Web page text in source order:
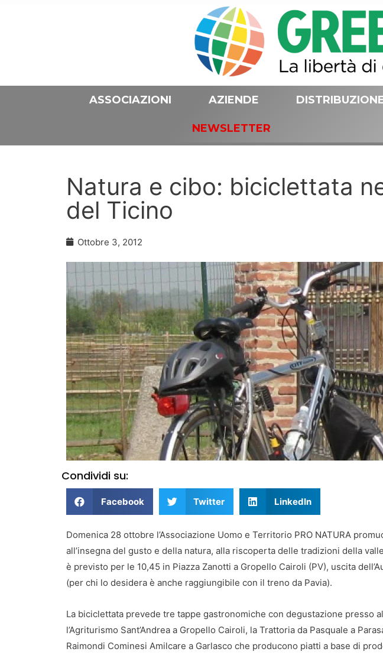
ASSOCIAZIONI AZIENDE
NEWSLETTER
Natura e cibo: biciclettata
del Ticino
Ottobre 3, 2012
Condividi su:
Facebook Twitter LinkedIn
Domenica 28 ottobre l’Associazione Uomo e Territorio PRO NATURA
all’insegna del gusto e della natura, alla riscoperta delle tradizioni della
è previsto per le 10,45 in Piazza Zanotti a Gropello Cairoli (PV), uscita
(per chi lo desidera è anche raggiungibile con il treno da Pavia).
La biciclettata prevede tre tappe gastronomiche con degustazione presso
l’Agriturismo Sant’Andrea a Gropello Cairoli, la Trattoria da Pasquale a
Raimondi Cominesi Amilcare a Garlasco che producono piatti a base di